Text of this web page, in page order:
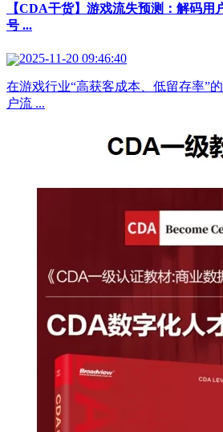
【CDA干货】游戏流失预测：解码用
号 ...
2025-11-20 09:46:40
在游戏行业“高获客成本、低留存率”
户流 ...